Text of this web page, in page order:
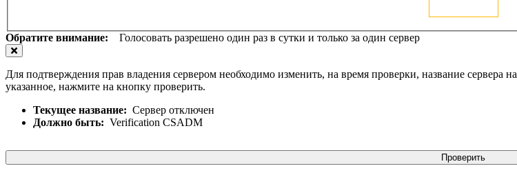
Обратите внимание: Голосовать разрешено один раз в сутки и только за один сервер
Для подтверждения прав владения сервером необходимо изменить, на время проверки, название сервера на
указанное, нажмите на кнопку проверить.
Текущее название: Сервер отключен
Должно быть: Verification CSADM
Проверить